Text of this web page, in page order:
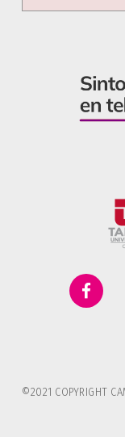
©2021 COPYRIGHT